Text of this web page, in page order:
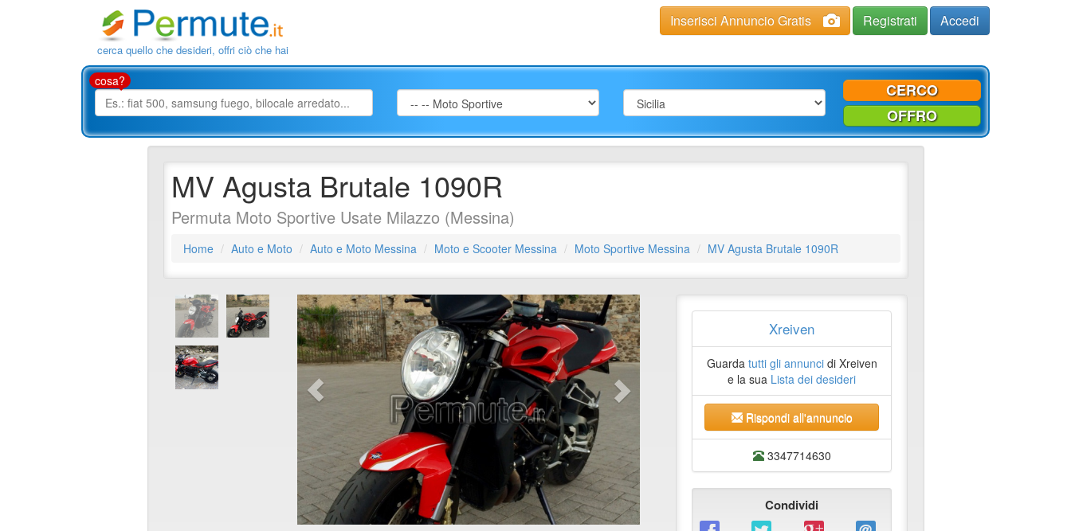
cerca quello che desideri, offri ciò che hai
Inserisci Annuncio Gratis Registrati Accedi
cosa?
CERCO
OFFRO
MV Agusta Brutale 1090R
Permuta Moto Sportive Usate Milazzo (Messina)
Home Auto e Moto Auto e Moto Messina Moto e Scooter Messina Moto Sportive Messina MV Agusta Brutale 1090R
Xreiven
Guarda tutti gli annuncidi Xreiven
e la sua Lista dei desideri
Rispondi all'annuncio
3347714630
Condividi